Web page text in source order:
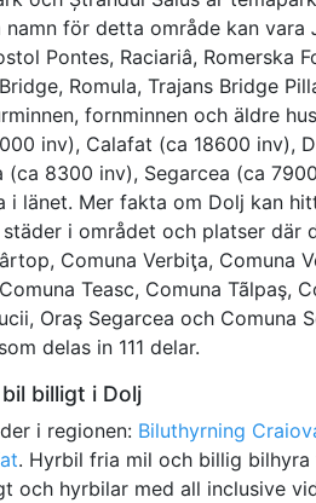
för detta område kan vara
Pontes, Raciariâ, Romerska
Romula, Trajans Bridge
fornminnen och äldre
inv), Calafat (ca 18600 inv),
(ca 8300 inv), Segarcea (ca
länet. Mer fakta om Dolj kan
i området och platser där
Comuna Verbiţa, Comuna
Teasc, Comuna Tãlpaş,
Oraş Segarcea och Comuna
delas in 111 delar.
billigt i Dolj
i regionen: Biluthyrning
. Hyrbil fria mil och billig
och hyrbilar med all inclusive